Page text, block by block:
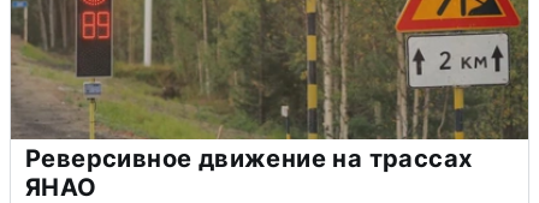
Реверсивное движение на трассах
ЯНАО